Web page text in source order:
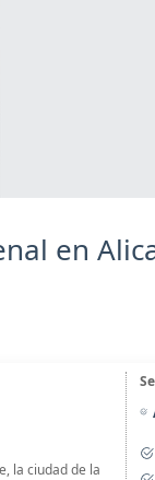
en
la ciudad de la